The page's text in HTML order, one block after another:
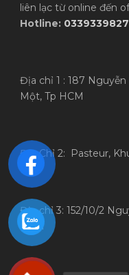
liên lạc từ online đến
Hotline: 0339339827
Địa chỉ 1 : 187
Một, Tp HCM
Địa Chỉ 2: Pasteur,
Địa chỉ 3: 152/10/2
HCM